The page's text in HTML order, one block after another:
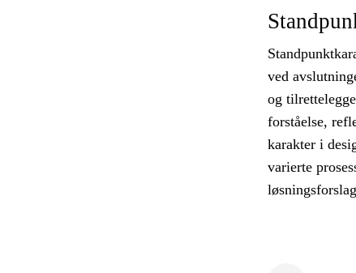
ved
og
forståelse,
karakter i
varierte